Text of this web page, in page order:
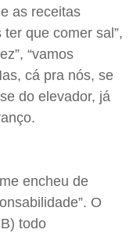
as receitas
ter que comer sal”,
“vamos
cá pra nós, se
do elevador, já
encheu de
O
todo